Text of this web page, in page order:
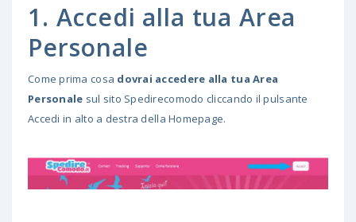
1. Accedi alla tua Area
Personale
Come prima cosa dovrai accedere alla tua Area
Personale sul sito Spedirecomodo cliccando il pulsante
Accedi in alto a destra della Homepage.